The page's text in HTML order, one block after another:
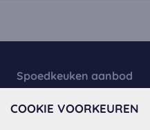
COOKIE VOORKEUREN
Spoedkeuken aanbod
Keukencollectie
Over Spoedkeuken